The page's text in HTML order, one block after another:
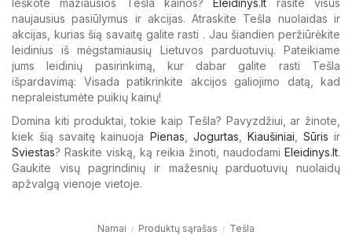
naujausius pasiūlymus ir akcijas. Atraskite Tešla nuolaidas ir
akcijas, kurias šią savaitę galite rasti . Jau šiandien peržiūrėkite
leidinius iš mėgstamiausių Lietuvos parduotuvių. Pateikiame
jums leidinių pasirinkimą, kur dabar galite rasti Tešla
išpardavimą: Visada patikrinkite akcijos galiojimo datą, kad
nepraleistumėte puikių kainų!
Domina kiti produktai, tokie kaip Tešla? Pavyzdžiui, ar žinote,
kiek šią savaitę kainuoja Pienas Jogurtas Kiaušiniai Sūris ir
Sviestas? Raskite viską, ką reikia žinoti, naudodami Eleidinys.lt.
Gaukite visų pagrindinių ir mažesnių parduotuvių nuolaidų
apžvalgą vienoje vietoje.
Namai Produktų sąrašas Tešla